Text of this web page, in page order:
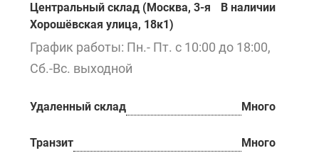
Центральный склад (Москва, 3-я
Хорошёвская улица, 18к1)
В наличии
График работы: Пн.- Пт. с 10:00 до 18:00,
Сб.-Вс. выходной
Удаленный склад Много
Транзит Много